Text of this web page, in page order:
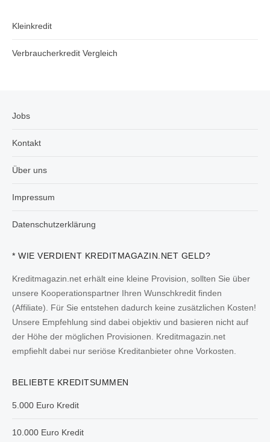
Kleinkredit
Verbraucherkredit Vergleich
Jobs
Kontakt
Über uns
Impressum
Datenschutzerklärung
* WIE VERDIENT KREDITMAGAZIN.NET GELD?
Kreditmagazin.net erhält eine kleine Provision, sollten Sie über
unsere Kooperationspartner Ihren Wunschkredit finden
(Affiliate). Für Sie entstehen dadurch keine zusätzlichen Kosten!
Unsere Empfehlung sind dabei objektiv und basieren nicht auf
der Höhe der möglichen Provisionen. Kreditmagazin.net
empfiehlt dabei nur seriöse Kreditanbieter ohne Vorkosten.
BELIEBTE KREDITSUMMEN
5.000 Euro Kredit
10.000 Euro Kredit